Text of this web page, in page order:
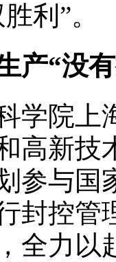
利”。
“没有
院上海
高新技
参与国
封控管
全力以